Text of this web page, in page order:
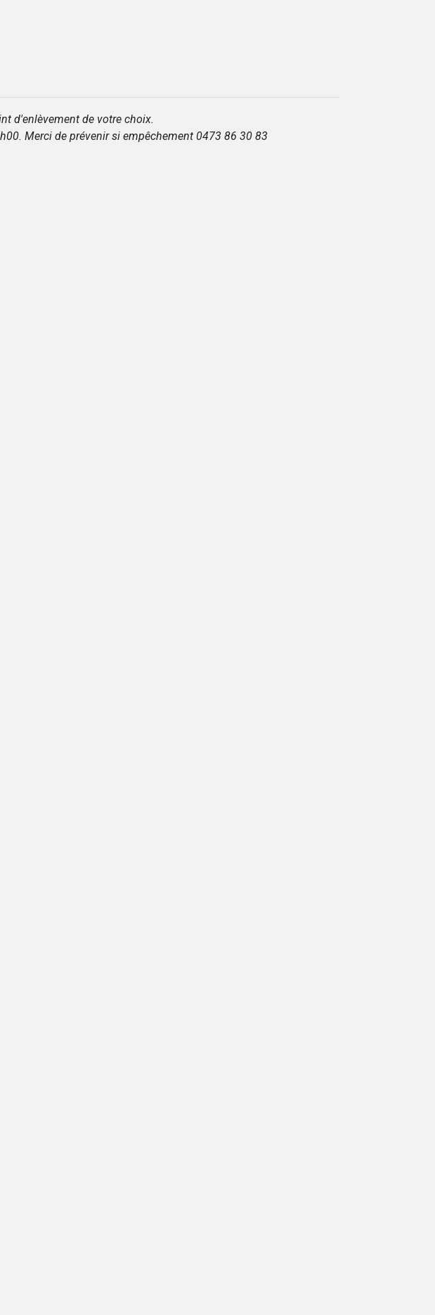
d'enlèvement de votre choix.
Merci de prévenir si empêchement 0473 86 30 83